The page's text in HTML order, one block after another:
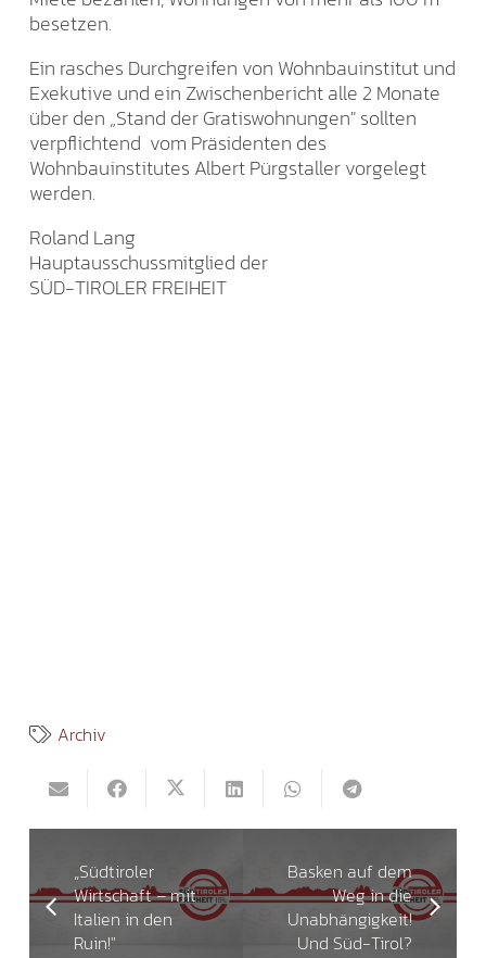
besetzen.
Ein rasches Durchgreifen von Wohnbauinstitut und
Exekutive und ein Zwischenbericht alle 2 Monate
über den „Stand der Gratiswohnungen" sollten
verpflichtend vom Präsidenten des
Wohnbauinstitutes Albert Pürgstaller vorgelegt
werden.
Roland Lang
Hauptausschussmitglied der
SÜD-TIROLER FREIHEIT
Archiv
„Südtiroler
Wirtschaft – mit
Italien in den
Ruin!"
Basken auf dem
Weg in die
Unabhängigkeit!
Und Süd-Tirol?